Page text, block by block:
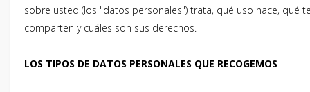
sobre usted (los "datos personales") trata, qué uso hace, qué
comparten y cuáles son sus derechos.
LOS TIPOS DE DATOS PERSONALES QUE RECOGEMOS